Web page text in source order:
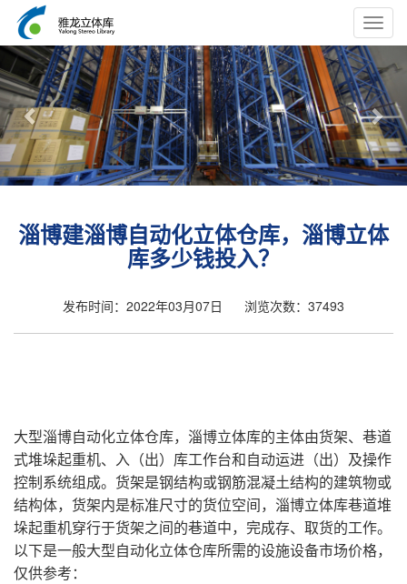
Previous
淄博建淄博自动化立体仓库，淄博立体
库多少钱投入？
发布时间：2022年03月07日 浏览次数：37493
大型淄博自动化立体仓库，淄博立体库的主体由货架、巷道
式堆垛起重机、入（出）库工作台和自动运进（出）及操作
控制系统组成。货架是钢结构或钢筋混凝土结构的建筑物或
结构体，货架内是标准尺寸的货位空间，淄博立体库巷道堆
垛起重机穿行于货架之间的巷道中，完成存、取货的工作。
以下是一般大型自动化立体仓库所需的设施设备市场价格，
仅供参考：